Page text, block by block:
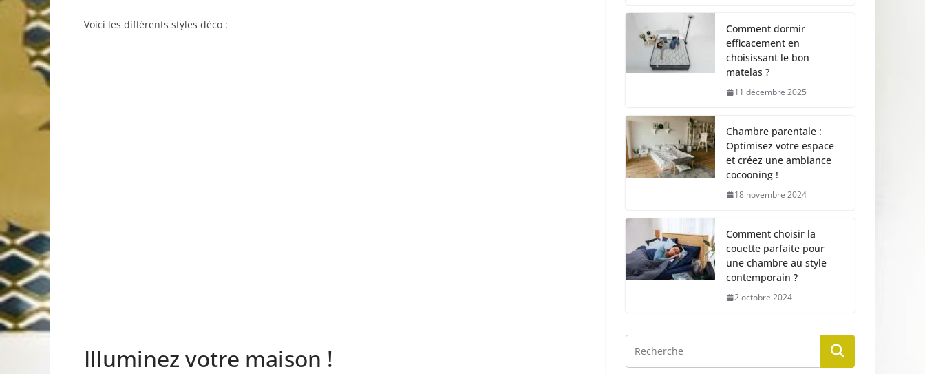
Voici les différents styles déco :
Illuminez votre maison !
Comment dormir
efficacement en
choisissant le bon
matelas ?
11 décembre 2025
Chambre parentale :
Optimisez votre espace
et créez une ambiance
cocooning !
18 novembre 2024
Comment choisir la
couette parfaite pour
une chambre au style
contemporain ?
2 octobre 2024